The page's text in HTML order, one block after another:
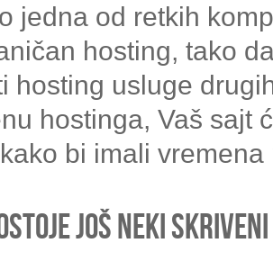
jedna od retkih
hosting, tako
hosting usluge
hostinga, Vaš sajt
bi imali
još neki